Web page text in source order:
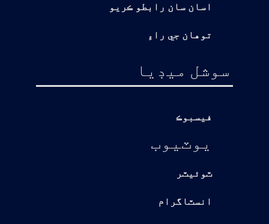
اسان سان رابطو ڪريو
توهان جي راءِ
سوشل ميڊيا
فيسبوڪ
يوٽيوب
ٽوئيٽر
انسٽاگرام